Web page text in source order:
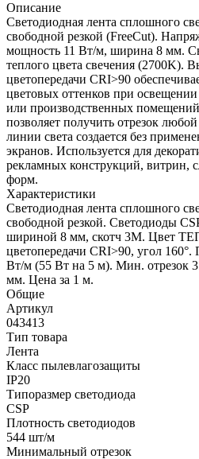
Описание
Светодиодная лента сплошного
свободной резкой (FreeCut).
мощность 11 Вт/м, ширина 8 мм.
теплого цвета свечения (2700K).
цветопередачи CRI>90
цветовых оттенков при
или производственных
позволяет получить отрезок
линии света создается без
экранов. Используется для
рекламных конструкций, витрин,
форм.
Характеристики
Светодиодная лента сплошного
свободной резкой. Светодиоды
шириной 8 мм, скотч 3M. Цвет
цветопередачи CRI>90, угол
Вт/м (55 Вт на 5 м). Мин. отрезок
мм. Цена за 1 м.
Общие
Артикул
043413
Тип товара
Лента
Класс пылевлагозащиты
IP20
Типоразмер светодиода
CSP
Плотность светодиодов
544 шт/м
Минимальный отрезок